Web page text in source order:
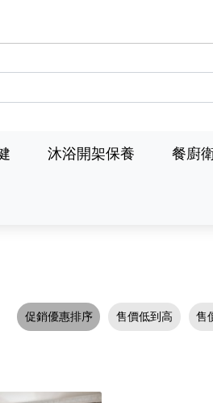
沐浴開架保養 餐廚
促銷優惠排序 售價低到高 售